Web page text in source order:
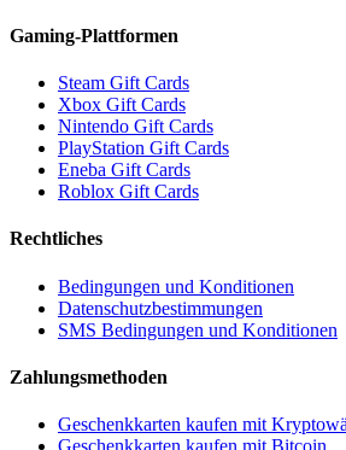
Gaming-Plattformen
Steam Gift Cards
Xbox Gift Cards
Nintendo Gift Cards
PlayStation Gift Cards
Eneba Gift Cards
Roblox Gift Cards
Rechtliches
Bedingungen und Konditionen
Datenschutzbestimmungen
SMS Bedingungen und Konditionen
Zahlungsmethoden
Geschenkkarten kaufen mit